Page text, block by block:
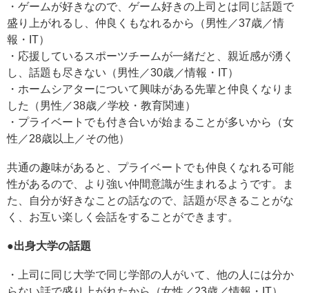
・ゲームが好きなので、ゲーム好きの上司とは同じ話題で
盛り上がれるし、仲良くもなれるから（男性／37歳／情
報・IT）
・応援しているスポーツチームが一緒だと、親近感が湧く
し、話題も尽きない（男性／30歳／情報・IT）
・ホームシアターについて興味がある先輩と仲良くなりま
した（男性／38歳／学校・教育関連）
・プライベートでも付き合いが始まることが多いから（女
性／28歳以上／その他）
共通の趣味があると、プライベートでも仲良くなれる可能
性があるので、より強い仲間意識が生まれるようです。ま
た、自分が好きなことの話なので、話題が尽きることがな
く、お互い楽しく会話をすることができます。
●出身大学の話題
・上司に同じ大学で同じ学部の人がいて、他の人には分か